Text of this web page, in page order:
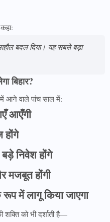
बदल दिया। यह सबसे बड़ा
बिहार?
में आने वाले पांच साल में:
आएँगी
होंगे
निवेश होंगे
मजबूत होंगी
में लागू किया जाएगा
को भी दर्शाती है—